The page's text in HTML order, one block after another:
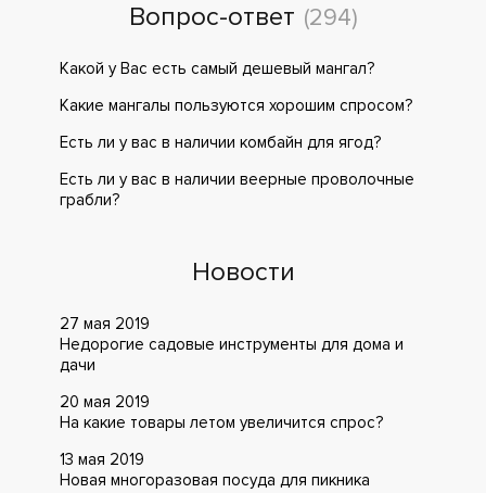
Вопрос-ответ (294)
Какой у Вас есть самый дешевый мангал?
Какие мангалы пользуются хорошим спросом?
Есть ли у вас в наличии комбайн для ягод?
Есть ли у вас в наличии веерные проволочные
грабли?
Новости
27 мая 2019
Недорогие садовые инструменты для дома и
дачи
20 мая 2019
На какие товары летом увеличится спрос?
13 мая 2019
Новая многоразовая посуда для пикника